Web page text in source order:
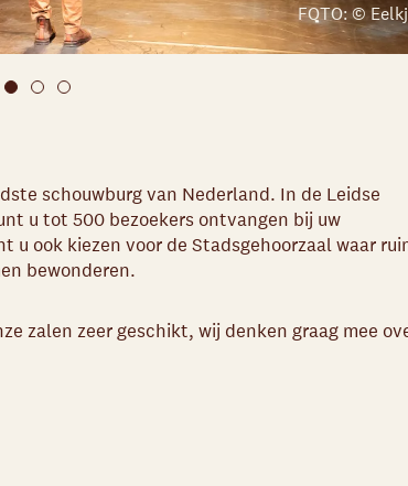
FOTO: ©
schouwburg van Nederland. In de Leidse
u tot 500 bezoekers ontvangen bij uw
u ook kiezen voor de Stadsgehoorzaal waar
bewonderen.
zalen zeer geschikt, wij denken graag mee